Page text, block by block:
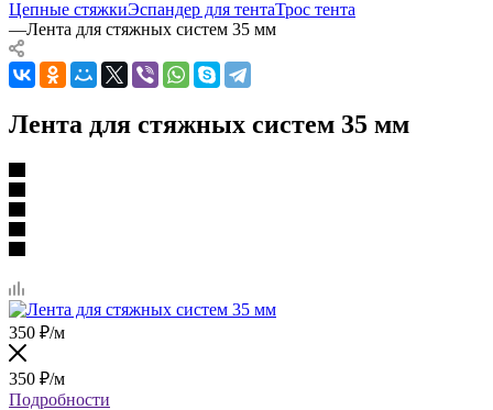
Цепные стяжкиЭспандер для тентаТрос тента
—Лента для стяжных систем 35 мм
Лента для стяжных систем 35 мм
350 ₽/м
350 ₽/м
Подробности